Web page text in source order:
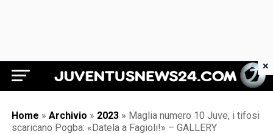
Juventus News 24
Home » Archivio » 2023 » Maglia numero 10 Juve, i tifosi
scaricano Pogba: «Datela a Fagioli!» – GALLERY
×